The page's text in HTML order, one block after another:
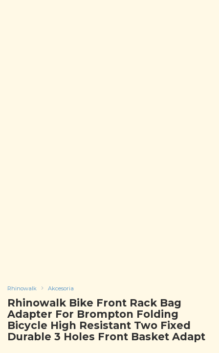
Rhinowalk Akcesoria
Rhinowalk Bike Front Rack Bag
Adapter For Brompton Folding
Bicycle High Resistant Two Fixed
Durable 3 Holes Front Basket Adapt